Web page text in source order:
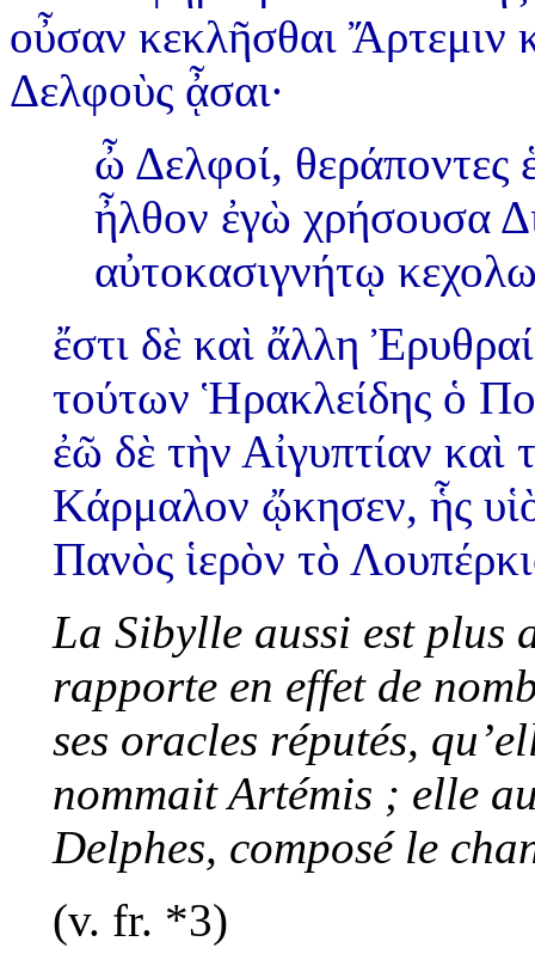
οὖσαν κεκλῆσθαι Ἄρτεμιν
Δελφοὺς ᾆσαι·
ὦ Δελφοί,
ἦλθον ἐγὼ χρήσουσα
αὐτοκασιγνήτῳ
ἔστι δὲ καὶ ἄλλη
τούτων Ἡρακλείδης ὁ
ἐῶ δὲ τὴν Αἰγυπτίαν
Κάρμαλον ᾤκησεν, ἧς
Πανὸς ἱερὸν τὸ
La Sibylle aussi est plus
rapporte en effet de
ses oracles réputés,
nommait Artémis ; elle
Delphes, composé le
(v. fr. *3)